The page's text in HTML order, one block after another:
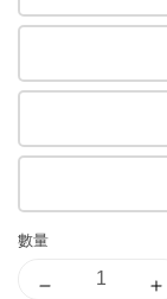
數量